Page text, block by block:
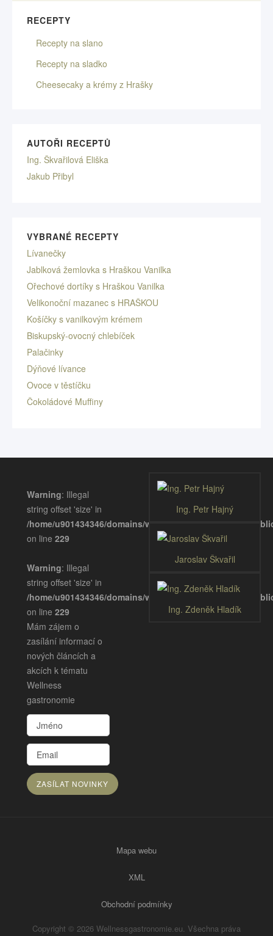
RECEPTY
Recepty na slano
Recepty na sladko
Cheesecaky a krémy z Hrašky
AUTOŘI RECEPTŮ
Ing. Škvařilová Eliška
Jakub Přibyl
VYBRANÉ RECEPTY
Lívanečky
Jablková žemlovka s Hraškou Vanilka
Ořechové dortíky s Hraškou Vanilka
Velikonoční mazanec s HRAŠKOU
Košíčky s vanilkovým krémem
Biskupský-ovocný chlebíček
Palačinky
Dýňové lívance
Ovoce v těstíčku
Čokoládové Muffiny
Warning: Illegal
string offset 'size' in
/home/u901434346/domains/wellnessgastronomie.eu/
on line 229
Warning: Illegal
string offset 'size' in
/home/u901434346/domains/wellnessgastronomie.eu/
on line 229
Mám zájem o
zasílání informací o
nových článcích a
akcích k tématu
Wellness
gastronomie
Ing. Petr Hajný
Jaroslav Škvařil
Ing. Zdeněk Hladík
Mapa webu
XML
Obchodní podmínky
Copyright © 2026 Wellnessgastronomie.eu. Všechna práva